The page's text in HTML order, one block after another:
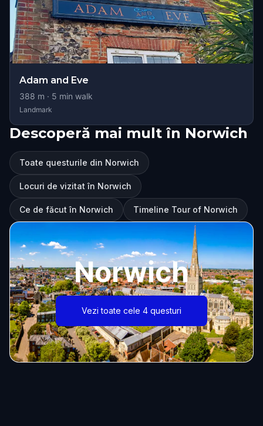
Adam and Eve
388 m · 5 min walk
Landmark
Descoperă mai mult în Norwich
Toate questurile din Norwich
Locuri de vizitat în Norwich
Ce de făcut în Norwich Timeline Tour of Norwich
Norwich
Vezi toate cele 4 questuri